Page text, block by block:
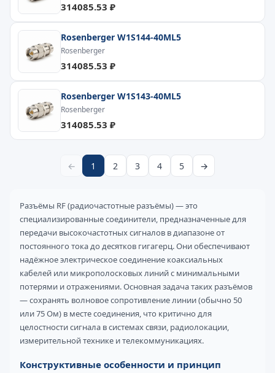
314085.53 ₽
Rosenberger W1S144-40ML5
Rosenberger
314085.53 ₽
Rosenberger W1S143-40ML5
Rosenberger
314085.53 ₽
← 1 2 3 4 5 →
Разъёмы RF (радиочастотные разъёмы) — это
специализированные соединители, предназначенные для
передачи высокочастотных сигналов в диапазоне от
постоянного тока до десятков гигагерц. Они обеспечивают
надёжное электрическое соединение коаксиальных
кабелей или микрополосковых линий с минимальными
потерями и отражениями. Основная задача таких разъёмов
— сохранять волновое сопротивление линии (обычно 50
или 75 Ом) в месте соединения, что критично для
целостности сигнала в системах связи, радиолокации,
измерительной технике и телекоммуникациях.
Конструктивные особенности и принцип